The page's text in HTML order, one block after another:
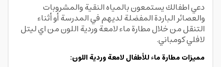
دعي اطفالك يستمعون بالمياه النقية والمشروبات
والعصائر الباردة المفضلة لديهم في المدرسة أو أثناء
التنقل من خلال مطارة ماء لامعة وردية اللون من اي ليتل
لافلي كومباني.
مميزات مطارة ماء للأطفال لامعة وردية اللون: